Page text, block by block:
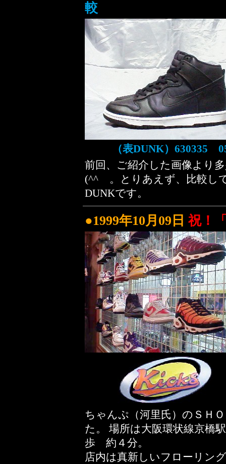
較
（表DUNK）
前回、ご紹介した画像より
(^^ゞ。とりあえず、比較し
DUNKです。
●1999年10月09日祝！
ちゃんぷ（河里氏）のＳＨ
た。 場所は大阪環状線京
歩 約４分。
店内は真新しいフローリン